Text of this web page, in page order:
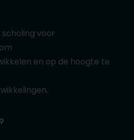
voor
en op de hoogte te